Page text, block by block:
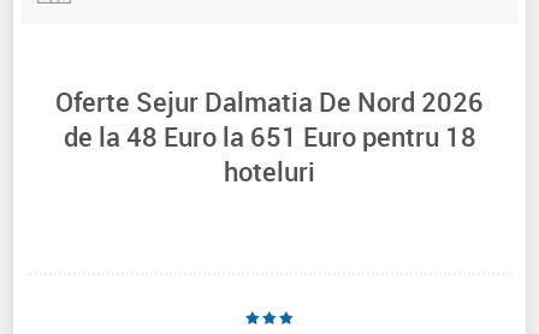
Oferte Sejur Dalmatia De Nord 2026
de la 48 Euro la 651 Euro pentru 18
hoteluri